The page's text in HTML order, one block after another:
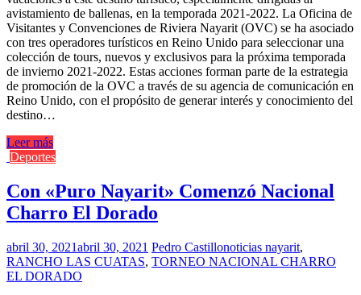
avistamiento de ballenas, en la temporada 2021-2022. La Oficina de
Visitantes y Convenciones de Riviera Nayarit (OVC) se ha asociado
con tres operadores turísticos en Reino Unido para seleccionar una
colección de tours, nuevos y exclusivos para la próxima temporada
de invierno 2021-2022. Estas acciones forman parte de la estrategia
de promoción de la OVC a través de su agencia de comunicación en
Reino Unido, con el propósito de generar interés y conocimiento del
destino…
Leer más
Deportes
Con «Puro Nayarit» Comenzó Nacional
Charro El Dorado
abril 30, 2021abril 30, 2021 Pedro Castillonoticias nayarit,
RANCHO LAS CUATAS, TORNEO NACIONAL CHARRO
EL DORADO